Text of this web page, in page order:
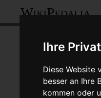
Ihre
Diese Website
besser an Ihre
kommen oder
WikiPedalia